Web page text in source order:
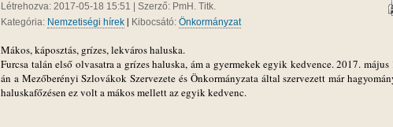
Létrehozva: 2017-05-18 15:51 | Szerző: PmH. Titk.
Kategória: Nemzetiségi hírek | Kibocsátó: Önkormányzat
Mákos, káposztás, grízes, lekváros haluska.
Furcsa talán első olvasatra a grízes haluska, ám a gyermekek egyik kedvence. 2017. május
án a Mezőberényi Szlovákok Szervezete és Önkormányzata által szervezett már
haluskafőzésen ez volt a mákos mellett az egyik kedvenc.